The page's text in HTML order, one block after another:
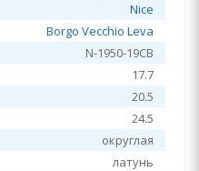
Nice
Borgo Vecchio Leva
N-1950-19CB
17.7
20.5
24.5
округлая
латунь